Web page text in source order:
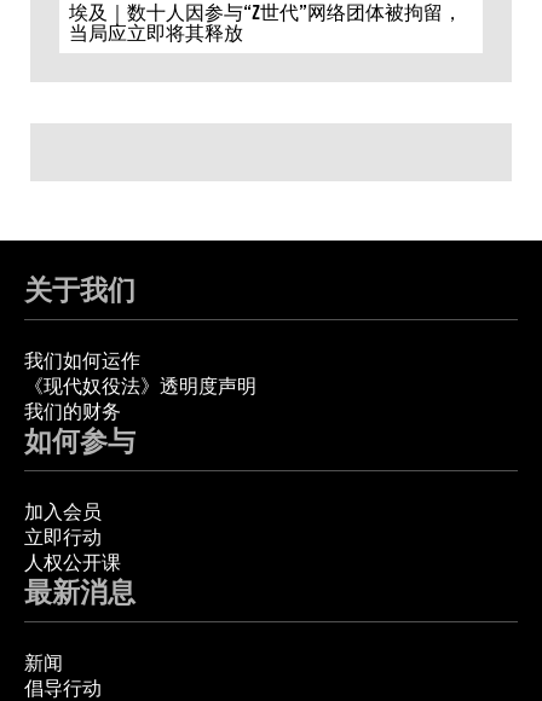
埃及｜数十人因参与“Z世代”网络团体被拘留，
当局应立即将其释放
关于我们
我们如何运作
《现代奴役法》透明度声明
我们的财务
如何参与
加入会员
立即行动
人权公开课
最新消息
新闻
倡导行动